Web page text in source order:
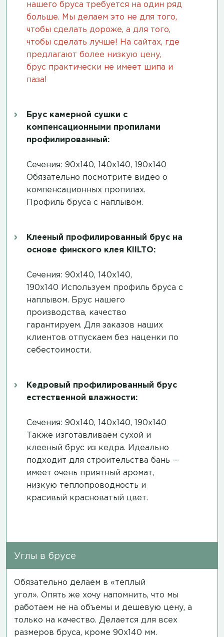
нашего бруса требуется на один ряд
больше. Мы делаем это не для того,
чтобы сделать дороже, а для того,
чтобы сделать лучше! На сайтах, где
предлагают более низкую цену,
брус практически не имеет шипа и
паза!
Брус камерной сушки с
компенсационными пропилами
профилированный:
Сечения: 90х140, 140х140, 190х140
Обязательно посмотрите видео о
компенсационных пропилах.
Профиль бруса с наплывом.
Клееный профилированный брус на
основе финского клея KIILTO:
Сечения: 90х140, 140х140,
190х140 Используем профиль бруса с
наплывом. Брус нашего
производства, качество
гарантируем. Для заказов наших
клиентов отпускаем без наценки по
себестоимости.
Кедровый профилированный брус
естественной влажности:
Сечения: 90х140, 140х140, 190х140
Также изготавливаем сухой и
клееный брус из кедра. Идеально
подходит для строительства бань —
имеет очень приятный аромат,
низкую теплопроводность и
красивый красноватый цвет.
Углы в брусе
Обязательно делаем в «теплый
угол». Опять же хочу напомнить, что мы
работаем не на объемы и дешевую цену, а
только на качество. Делается для всех
размеров бруса, кроме 90х140 мм.